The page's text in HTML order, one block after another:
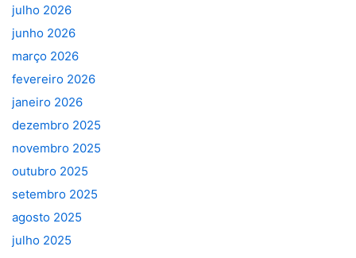
julho 2026
junho 2026
março 2026
fevereiro 2026
janeiro 2026
dezembro 2025
novembro 2025
outubro 2025
setembro 2025
agosto 2025
julho 2025